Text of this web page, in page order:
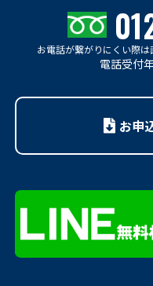
お電話が繋がりにくい際は
電話受付
お申